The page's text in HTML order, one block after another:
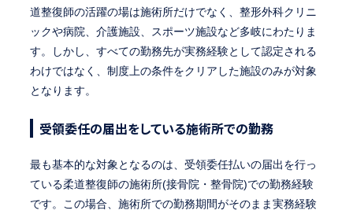
道整復師の活躍の場は施術所だけでなく、整形外科クリニ
ックや病院、介護施設、スポーツ施設など多岐にわたりま
す。しかし、すべての勤務先が実務経験として認定される
わけではなく、制度上の条件をクリアした施設のみが対象
となります。
受領委任の届出をしている施術所での勤務
最も基本的な対象となるのは、受領委任払いの届出を行っ
ている柔道整復師の施術所(接骨院・整骨院)での勤務経験
です。この場合、施術所での勤務期間がそのまま実務経験